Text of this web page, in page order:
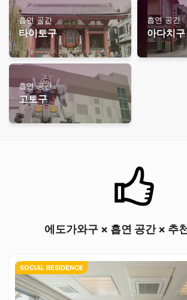
흡연 공간
타이토구
흡연 공간
아다치구
흡연 공간
고토구
에도가와구 × 흡연 공간 × 추
SOCIAL RESIDENCE